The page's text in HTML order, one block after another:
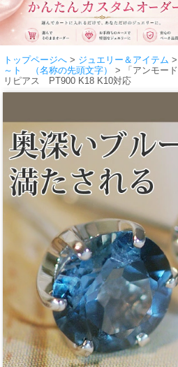
トップページへ > ジュエリー＆アイテム >
～ト （名称の先頭文字）
> 「アンモー
リピアス PT900 K18 K10対応